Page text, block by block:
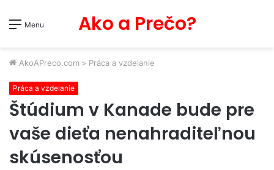
Menu Ako a Prečo?
AkoAPreco.com > Práca a vzdelanie
Práca a vzdelanie
Štúdium v Kanade bude pre
vaše dieťa nenahraditeľnou
skúsenosťou